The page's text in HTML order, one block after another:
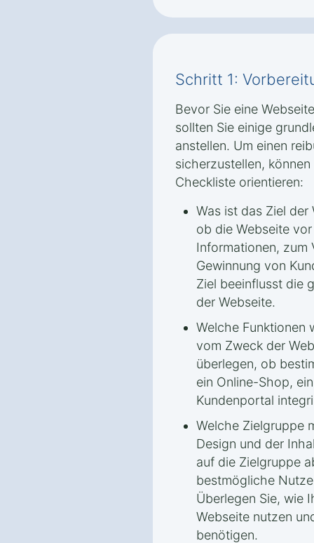
Schritt 1:
Bevor Sie eine
sollten Sie einige
anstellen. Um einen
sicherzustellen,
Checkliste orientieren:
Was ist das Ziel der
ob die Webseite
Informationen, zum
Gewinnung von
Ziel beeinflusst die
der Webseite.
Welche Funktionen
vom Zweck der
überlegen, ob
ein Online-Shop,
Kundenportal
Welche Zielgruppe
Design und der
auf die Zielgruppe
bestmögliche
Überlegen Sie, wie
Webseite nutzen
benötigen.